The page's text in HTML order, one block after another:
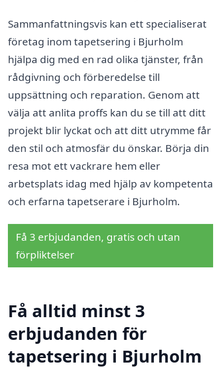
Sammanfattningsvis kan ett specialiserat
företag inom tapetsering i Bjurholm
hjälpa dig med en rad olika tjänster, från
rådgivning och förberedelse till
uppsättning och reparation. Genom att
välja att anlita proffs kan du se till att ditt
projekt blir lyckat och att ditt utrymme får
den stil och atmosfär du önskar. Börja din
resa mot ett vackrare hem eller
arbetsplats idag med hjälp av kompetenta
och erfarna tapetserare i Bjurholm.
Få 3 erbjudanden, gratis och utan
förpliktelser
Få alltid minst 3
erbjudanden för
tapetsering i Bjurholm